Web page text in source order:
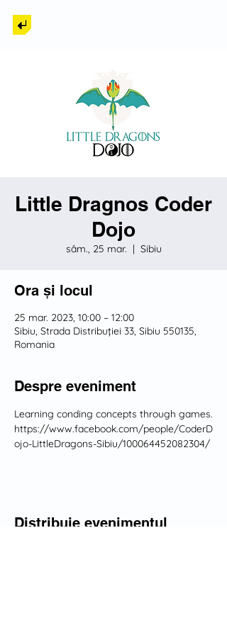
Little Dragnos Coder
Dojo
sâm., 25 mar.
  |
Sibiu
Ora și locul
25 mar. 2023, 10:00 – 12:00
Sibiu, Strada Distribuției 33, Sibiu 550135,
Romania
Despre eveniment
Learning conding concepts through games.
https://www.facebook.com/people/CoderD
ojo-LittleDragons-Sibiu/100064452082304/
Distribuie evenimentul